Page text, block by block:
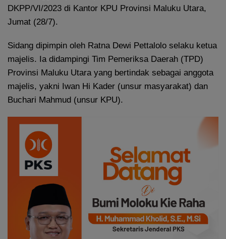
DKPP/VI/2023 di Kantor KPU Provinsi Maluku Utara,
Jumat (28/7).
Sidang dipimpin oleh Ratna Dewi Pettalolo selaku ketua
majelis. Ia didampingi Tim Pemeriksa Daerah (TPD)
Provinsi Maluku Utara yang bertindak sebagai anggota
majelis, yakni Iwan Hi Kader (unsur masyarakat) dan
Buchari Mahmud (unsur KPU).